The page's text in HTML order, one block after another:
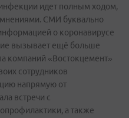
идет полным ходом,
СМИ буквально
о коронавирусе
вызывает ещё больше
компаний «Востокцемент»
сотрудников
напрямую от
встречи с
а также